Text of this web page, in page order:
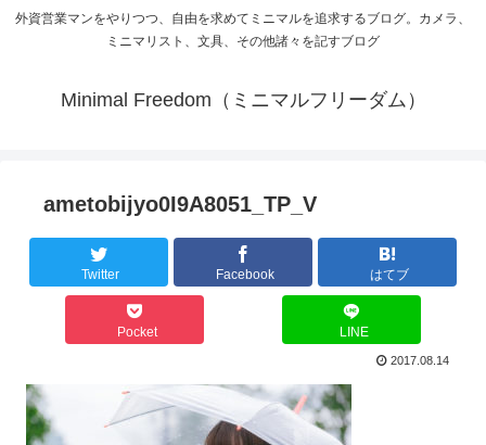
外資営業マンをやりつつ、自由を求めてミニマルを追求するブログ。カメラ、
ミニマリスト、文具、その他諸々を記すブログ
Minimal Freedom（ミニマルフリーダム）
ametobijyo0I9A8051_TP_V
Twitter Facebook はてブ
Pocket LINE
2017.08.14